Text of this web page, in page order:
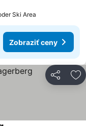
Ski Area
Zobraziť ceny
Zdieľať